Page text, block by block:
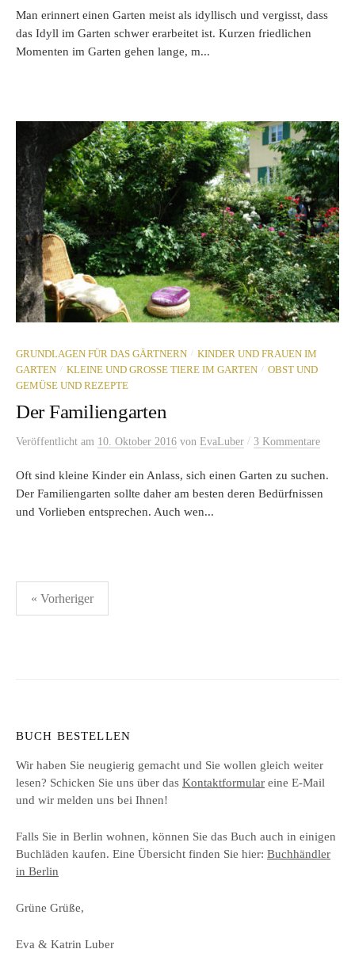
Man erinnert einen Garten meist als idyllisch und vergisst, dass
das Idyll im Garten schwer erarbeitet ist. Kurzen friedlichen
Momenten im Garten gehen lange, m...
GRUNDLAGEN FÜR DAS GÄRTNERN / KINDER UND FRAUEN IM
GARTEN / KLEINE UND GROSSE TIERE IM GARTEN / OBST UND
GEMÜSE UND REZEPTE
Der Familiengarten
Veröffentlicht am 10. Oktober 2016 von EvaLuber / 3 Kommentare
Oft sind kleine Kinder ein Anlass, sich einen Garten zu suchen.
Der Familiengarten sollte daher am besten deren Bedürfnissen
und Vorlieben entsprechen. Auch wen...
Seitennummerierung
der
« Vorheriger
BUCH BESTELLEN
Wir haben Sie neugierig gemacht und Sie wollen gleich weiter
lesen? Schicken Sie uns über das Kontaktformular eine E-Mail
und wir melden uns bei Ihnen!
Falls Sie in Berlin wohnen, können Sie das Buch auch in einigen
Buchläden kaufen. Eine Übersicht finden Sie hier: Buchhändler
in Berlin
Grüne Grüße,
Eva & Katrin Luber